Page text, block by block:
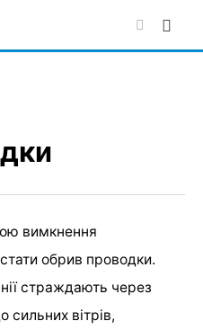
вимкнення
обрив проводки.
страждають через
сильних вітрів,